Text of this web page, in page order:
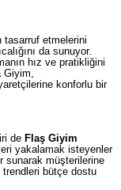
tasarruf etmelerini
da sunuyor.
hız ve pratikliğini
Giyim,
konforlu bir
de Flaş Giyim
yakalamak isteyenler
sunarak müşterilerine
bütçe dostu